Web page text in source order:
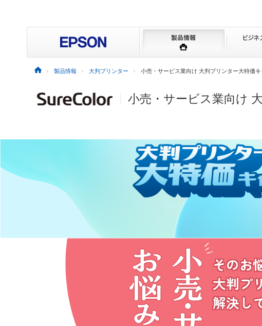
製品情報 大判プリンター 小売・サービス業向け 大判プリンター大特価キ
小売・サービス業向け
そのお
大判プ
解決し